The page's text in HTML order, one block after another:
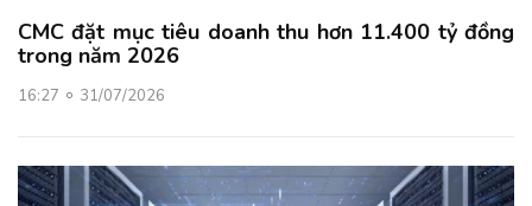
CMC đặt mục tiêu doanh thu hơn 11.400 tỷ đồng
trong năm 2026
16:27 31/07/2026